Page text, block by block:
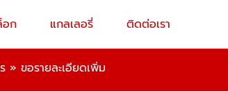
อก แกลเลอรี่ ติดต่อเรา
» ขอรายละเอียดเพิ่ม